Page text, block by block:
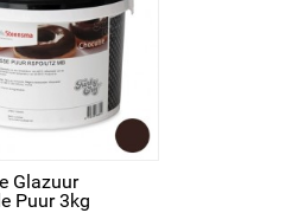
Glazuur
Puur 3kg